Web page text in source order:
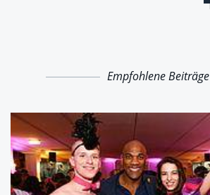
Empfohlene Beiträge